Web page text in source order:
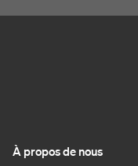
À propos de nous